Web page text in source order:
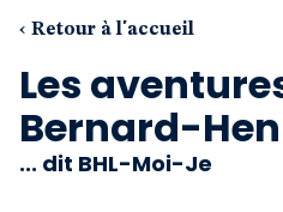
Nos
Notre
‹ Retour à l'accueil
Les
Bernard-
... dit BHL-Moi-Je